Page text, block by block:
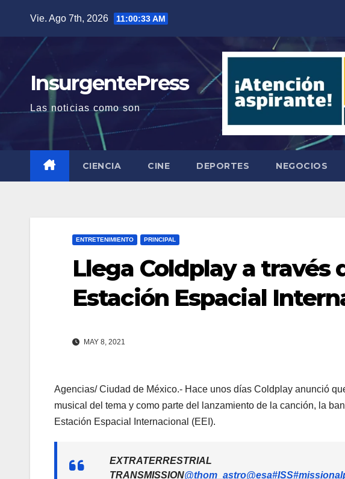
contenido
Vie. Ago 7th, 2026 11:00:34 AM
InsurgentePress
Las noticias como son
CIENCIA CINE DEPORTES NEGOCIOS
ENTRETENIMIENTO PRINCIPAL
Llega Coldplay a través
Estación Espacial
MAY 8, 2021
Agencias/ Ciudad de México.- Hace unos días Coldplay anunció
musical del tema y como parte del lanzamiento de la canción, la
Estación Espacial Internacional (EEI).
EXTRATERRESTRIAL
TRANSMISSION@thom_astro@esa#ISS